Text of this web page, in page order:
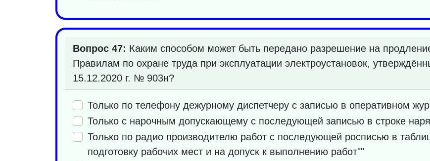
Вопрос 47: Каким способом может быть передано разрешение на
Правилам по охране труда при эксплуатации электроустановок,
15.12.2020 г. № 903н?
Только по телефону дежурному диспетчеру с записью в оперативном
Только с нарочным допускающему с последующей записью в строке
Только по радио производителю работ с последующей росписью в
подготовку рабочих мест и на допуск к выполнению работ""